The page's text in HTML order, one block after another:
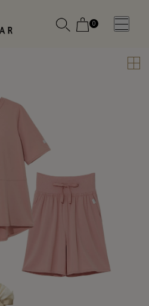
0
SLEEP WEAR
ピロー
SLEEP WEAR
ピロー